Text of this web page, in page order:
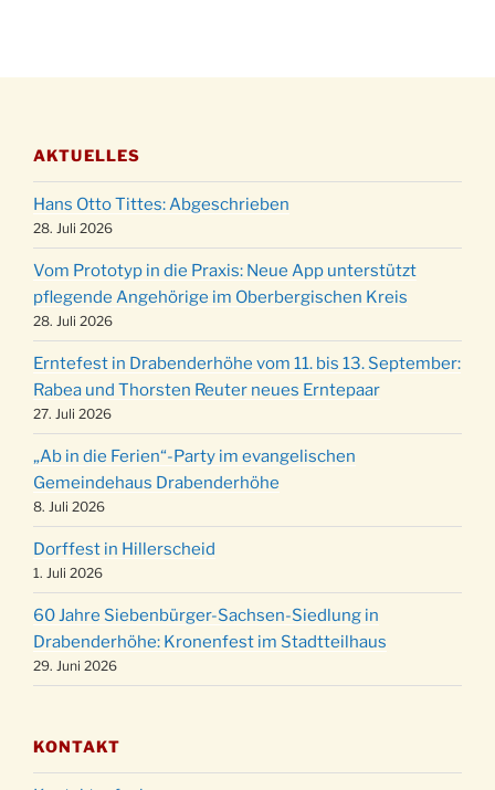
Stadtteilhaus um 19:00 Uhr
11.12.
Puer-Natus weihnachtliches Brauchtum am
Robert-Gassner-Hof um 17:00 Uhr
19.12.
Kinderbibeltag im Ev. Gemeindehaus von 10-
12 Uhr
20.12.
Weihnachts-Konzert des Honterus Chors in
der Kirche um 17:00 Uhr
24.12.
Familiengottesdienst mit Krippenspiel im Ev.
Gemeindehaus um 15:00 Uhr
24.12. Familiengottesdienst in der FeG um 16 Uhr
24.12.
Weihnachtsgottesdienst in der Kirche um
15:00 Uhr
24.12.
Weihnachtsgottesdienst in der Kirche um
18:00 Uhr
24.12.
Christmette mit der ev. Jugend in der Kirche
um 23:00 Uhr
31.12.
Gottesdienst zu Silvester in der Kirche um
18:00 Uhr
AKTUELLES
Hans Otto Tittes: Abgeschrieben
28. Juli 2026
Vom Prototyp in die Praxis: Neue App unterstützt
pflegende Angehörige im Oberbergischen Kreis
28. Juli 2026
Erntefest in Drabenderhöhe vom 11. bis 13. September:
Rabea und Thorsten Reuter neues Erntepaar
27. Juli 2026
„Ab in die Ferien“-Party im evangelischen
Gemeindehaus Drabenderhöhe
8. Juli 2026
Dorffest in Hillerscheid
1. Juli 2026
60 Jahre Siebenbürger-Sachsen-Siedlung in
Drabenderhöhe: Kronenfest im Stadtteilhaus
29. Juni 2026
KONTAKT